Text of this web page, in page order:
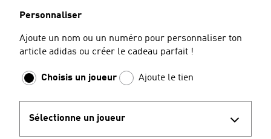
Personnaliser
Ajoute un nom ou un numéro pour personnaliser ton
article adidas ou créer le cadeau parfait !
Choisis un joueur Ajoute le tien
Sélectionne un joueur